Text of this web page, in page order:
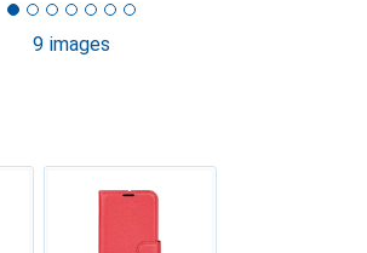
9 images